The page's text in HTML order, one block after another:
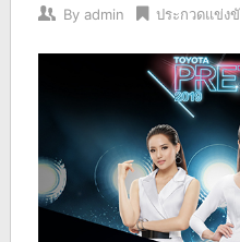
By admin ประกวดแข่ง